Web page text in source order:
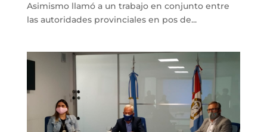
Asimismo llamó a un trabajo en conjunto entre
las autoridades provinciales en pos de...